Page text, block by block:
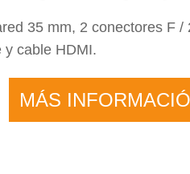
35 mm, 2 conectores F
y cable HDMI.
MÁS